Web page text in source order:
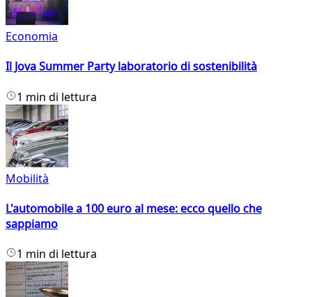
Economia
Il Jova Summer Party laboratorio di sostenibilità
1 min di lettura
Mobilità
L'automobile a 100 euro al mese: ecco quello che
sappiamo
1 min di lettura